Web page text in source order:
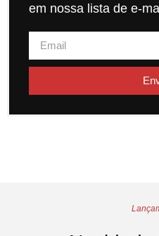
em nossa lista de e-